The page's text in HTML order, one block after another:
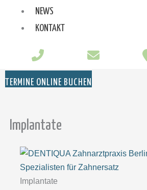
NEWS
KONTAKT
TERMINE ONLINE BUCHEN
Implantate
Implantate